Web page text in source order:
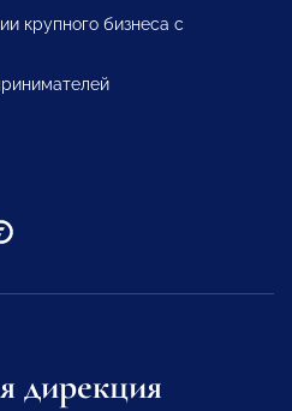
крупного бизнеса с
дирекция